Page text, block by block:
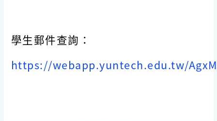
學生郵件查詢：
https://webapp.yuntech.edu.tw/